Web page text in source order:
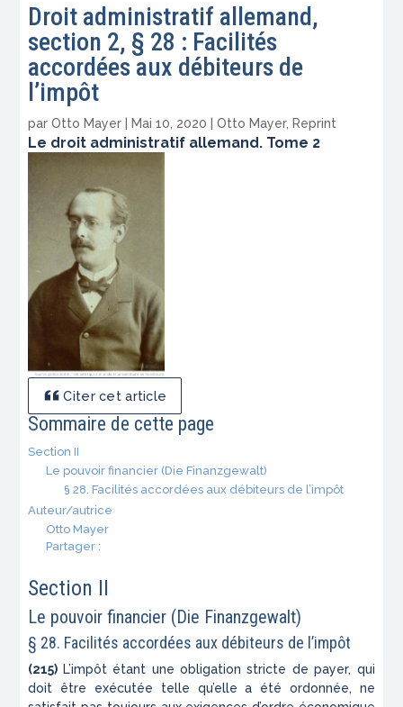
Droit administratif allemand,
section 2, § 28 : Facilités
accordées aux débiteurs de
l’impôt
parOtto Mayer |Mai 10, 2020 |Otto Mayer,Reprint
Le droit administratif allemand. Tome 2
Citer cet article
Sommaire de cette page
Section II
Le pouvoir financier (Die Finanzgewalt)
§ 28. Facilités accordées aux débiteurs de l’impôt
Auteur/autrice
Otto Mayer
Partager :
Section II
Le pouvoir financier (Die Finanzgewalt)
§ 28. Facilités accordées aux débiteurs de l’impôt
(215) L’impôt étant une obligation stricte de payer, qui
doit être exécutée telle qu’elle a été ordonnée, ne